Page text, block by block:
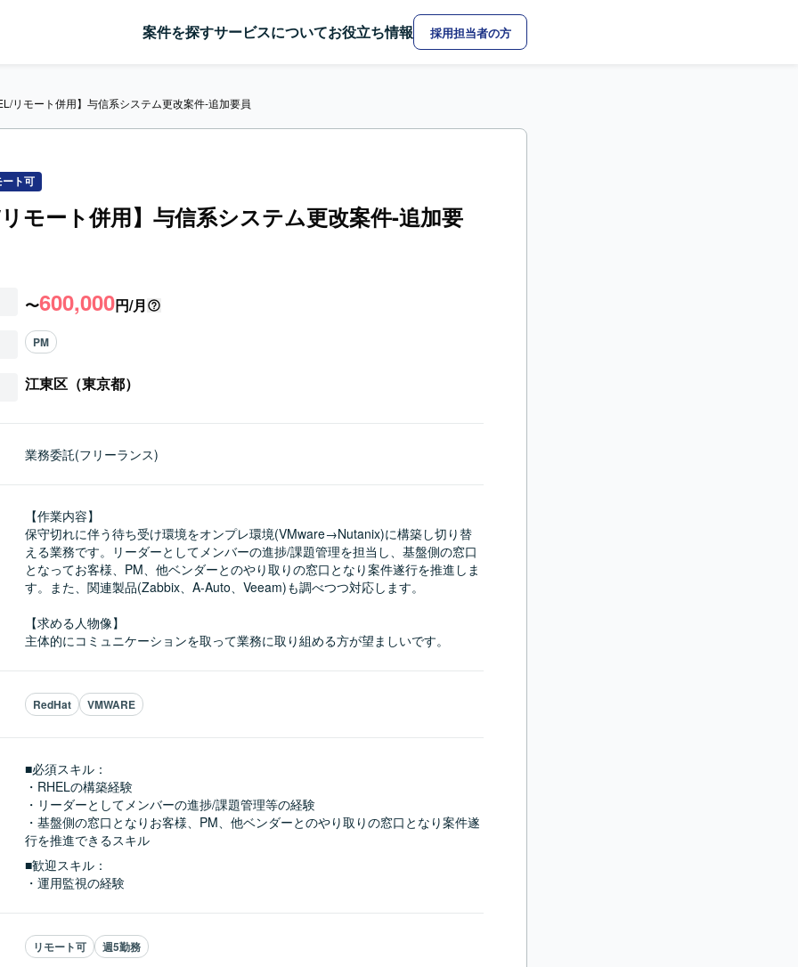
案件を探すサービスについてお役立ち情報 採用担当者の方
リモート併用】与信系システム更改案件-追加要員
ト可
モート併用】与信系システム更改案件-追加要
〜600,000円/月
PM
江東区（東京都）
業務委託(フリーランス)
【作業内容】
保守切れに伴う待ち受け環境をオンプレ環境(VMware→Nutanix)に構築し切り替
える業務です。リーダーとしてメンバーの進捗/課題管理を担当し、基盤側の窓口
となってお客様、PM、他ベンダーとのやり取りの窓口となり案件遂行を推進しま
す。また、関連製品(Zabbix、A-Auto、Veeam)も調べつつ対応します。
【求める人物像】
主体的にコミュニケーションを取って業務に取り組める方が望ましいです。
RedHat VMWARE
■必須スキル：
・RHELの構築経験
・リーダーとしてメンバーの進捗/課題管理等の経験
・基盤側の窓口となりお客様、PM、他ベンダーとのやり取りの窓口となり案件遂
行を推進できるスキル
■歓迎スキル：
・運用監視の経験
リモート可 週5勤務